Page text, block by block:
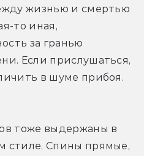
жизнью и смертью
то иная,
за гранью
Если прислушаться,
в шуме прибоя.
тоже выдержаны в
стиле. Спины прямые,